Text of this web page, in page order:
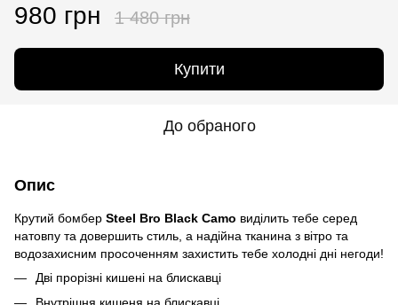
980 грн 1 480 грн
Купити
До обраного
Опис
Крутий бомбер Steel Bro Black Camo виділить тебе серед
натовпу та довершить стиль, а надійна тканина з вітро та
водозахисним просоченням захистить тебе холодні дні негоди!
Дві прорізні кишені на блискавці